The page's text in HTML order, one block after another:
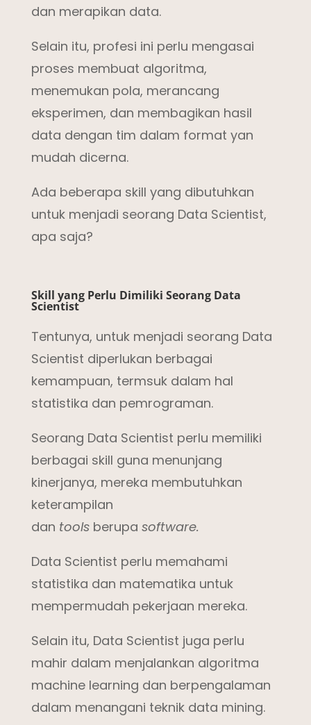
dan merapikan data.
Selain itu, profesi ini perlu mengasai
proses membuat algoritma,
menemukan pola, merancang
eksperimen, dan membagikan hasil
data dengan tim dalam format yan
mudah dicerna.
Ada beberapa skill yang dibutuhkan
untuk menjadi seorang Data Scientist,
apa saja?
Skill yang Perlu Dimiliki Seorang Data
Scientist
Tentunya, untuk menjadi seorang Data
Scientist diperlukan berbagai
kemampuan, termsuk dalam hal
statistika dan pemrograman.
Seorang Data Scientist perlu memiliki
berbagai skill guna menunjang
kinerjanya, mereka membutuhkan
keterampilan
dan toolsberupa software.
Data Scientist perlu memahami
statistika dan matematika untuk
mempermudah pekerjaan mereka.
Selain itu, Data Scientist juga perlu
mahir dalam menjalankan algoritma
machine learning dan berpengalaman
dalam menangani teknik data mining.